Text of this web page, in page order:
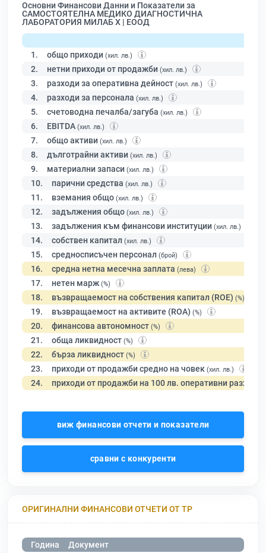
Основни Финансови Данни и Показатели за
САМОСТОЯТЕЛНА МЕДИКО ДИАГНОСТИЧНА
ЛАБОРАТОРИЯ МИЛАБ Х | ЕООД
1. общо приходи (хил. лв.)
2. нетни приходи от продажби (хил. лв.)
3. разходи за оперативна дейност (хил. лв.)
4. разходи за персонала (хил. лв.)
5. счетоводна печалба/загуба (хил. лв.)
6. EBITDA (хил. лв.)
7. общо активи (хил. лв.)
8. дълготрайни активи (хил. лв.)
9. материални запаси (хил. лв.)
10. парични средства (хил. лв.)
11. вземания общо (хил. лв.)
12. задължения общо (хил. лв.)
13. задължения към финансови институции (хил. лв.)
14. собствен капитал (хил. лв.)
15. средносписъчен персонал (брой)
16. средна нетна месечна заплата (лева)
17. нетен марж (%)
18. възвращаемост на собствения капитал (ROE) (%)
19. възвращаемост на активите (ROA) (%)
20. финансова автономност (%)
21. обща ликвидност (%)
22. бърза ликвидност (%)
23. приходи от продажби средно на човек (хил. лв.)
24. приходи от продажби на 100 лв. оперативни разходи
виж финансови отчети и показатели
сравни с конкуренти
ОРИГИНАЛНИ ФИНАНСОВИ ОТЧЕТИ ОТ ТР
Година
Документ